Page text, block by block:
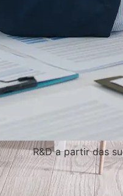
R&D a partir das